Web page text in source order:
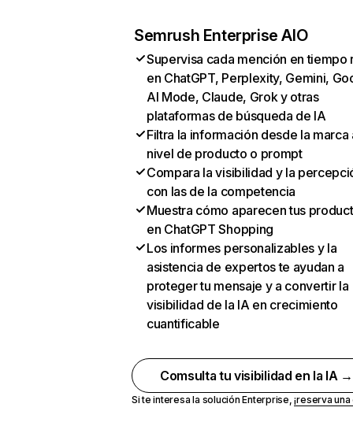
Semrush Enterprise AIO
Supervisa cada mención en tiempo
en ChatGPT, Perplexity, Gemini,
AI Mode, Claude, Grok y otras
plataformas de búsqueda de IA
Filtra la información desde la marca
nivel de producto o prompt
Compara la visibilidad y la
con las de la competencia
Muestra cómo aparecen tus
en ChatGPT Shopping
Los informes personalizables y la
asistencia de expertos te ayudan a
proteger tu mensaje y a convertir la
visibilidad de la IA en crecimiento
cuantificable
Comsulta tu visibilidad en la IA →
Si te interesa la solución Enterprise,¡reserva